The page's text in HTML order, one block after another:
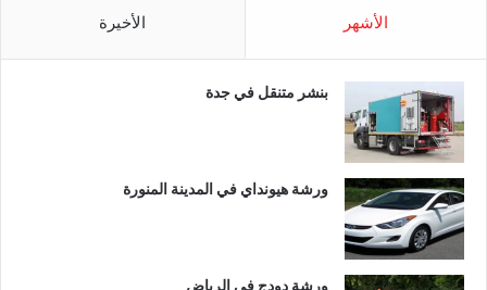
الأشهر الأخيرة
بنشر متنقل في جدة
ورشة هيونداي في المدينة المنورة
ورشة دودج في الرياض